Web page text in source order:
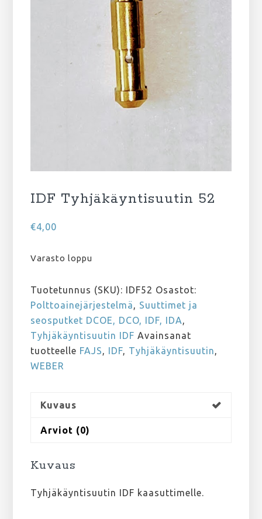
IDF Tyhjäkäyntisuutin 52
€4,00
Varasto loppu
Tuotetunnus (SKU): IDF52 Osastot:
Polttoainejärjestelmä, Suuttimet ja
seosputket DCOE, DCO, IDF, IDA,
Tyhjäkäyntisuutin IDF Avainsanat
tuotteelle FAJS, IDF, Tyhjäkäyntisuutin,
WEBER
Kuvaus
Arviot (0)
Kuvaus
Tyhjäkäyntisuutin IDF kaasuttimelle.